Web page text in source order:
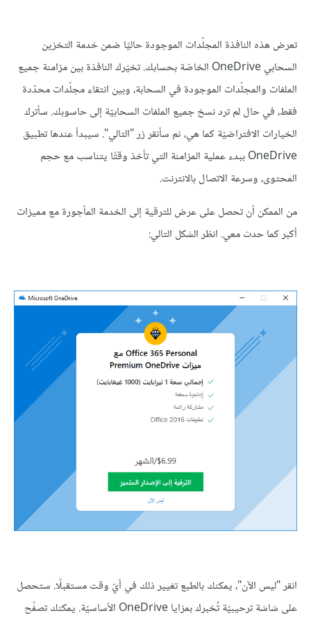
تعرض هذه النافذة المجلّدات الموجودة حاليًا ضمن خدمة التخزين
السحابي OneDrive الخاصّة بحسابك. تخيّرك النافذة بين مزامنة جميع
الملفات والمجلّدات الموجودة في السحابة، وبين انتقاء مجلّدات محدّدة
فقط، في حال لم ترد نسخ جميع الملفات السحابيّة إلى حاسوبك. سأترك
الخيارات الافتراضيّة كما هي، ثم سأنقر زر "التالي". سيبدأ عندها تطبيق
OneDrive ببدء عملية المزامنة التي تأخذ وقتًا يتناسب مع حجم
المحتوى، وسرعة الاتصال بالانترنت.
من الممكن أن تحصل على عرض للترقية إلى الخدمة المأجورة مع مميزات
أكبر كما حدث معي. انظر الشكل التالي:
انقر "ليس الآن"، يمكنك بالطبع تغيير ذلك في أيّ وقت مستقبلًا. ستحصل
على شاشة ترحيبيّة تُخبرك بمزايا OneDrive الأساسيّة. يمكنك تصفّح